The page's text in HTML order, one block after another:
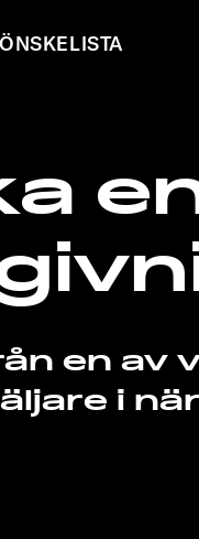
ÖNSKELISTA
en av
i